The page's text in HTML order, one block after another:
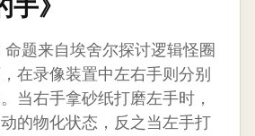
手》
题来自埃舍尔探讨逻辑怪圈
在录像装置中左右手则分别
当右手拿砂纸打磨左手时，
的物化状态，反之当左手打